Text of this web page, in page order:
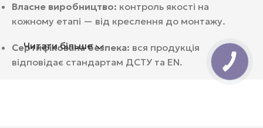
Власне виробництво: контроль якості на
кожному етапі — від креслення до монтажу.
Сертифікована безпека: вся продукція
відповідає стандартам ДСТУ та EN.
Читати більше